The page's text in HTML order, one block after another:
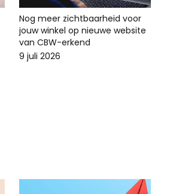
Nog meer zichtbaarheid voor
jouw winkel op nieuwe website
van CBW-erkend
9 juli 2026